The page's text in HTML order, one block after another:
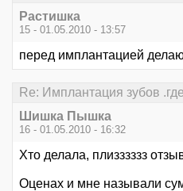
Растишка
15 - 01.05.2010 - 13:57
перед имплантацией
Re: Имплантация зубов
Шишка Пышка
16 - 01.05.2010 - 16:32
Хто делала, плизззззз
Оценах и мне называли